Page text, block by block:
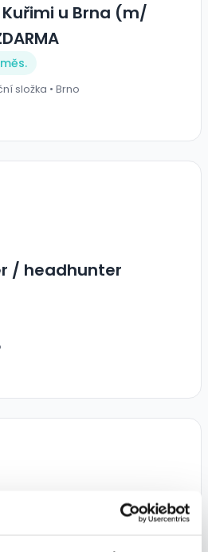
u Brna (m/
měs.
složka • Brno
/ headhunter